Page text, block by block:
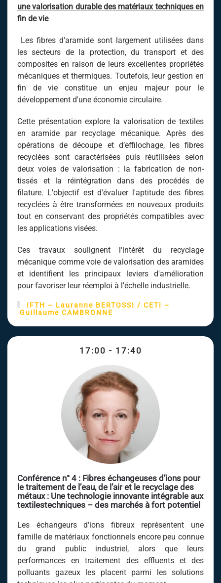
une valorisation durable des matériaux techniques en
fin de vie
Les fibres d'aramide sont largement utilisées dans
les secteurs de la protection, du transport et des
composites en raison de leurs excellentes propriétés
mécaniques et thermiques. Toutefois, leur gestion en
fin de vie constitue un enjeu majeur pour le
développement d'une économie circulaire.
Cette présentation explore la valorisation de textiles
en aramide par recyclage mécanique. Après des
opérations de découpe et d’effilochage, les fibres
recyclées sont caractérisées puis réutilisées selon
deux voies de valorisation : la fabrication de non-
tissés et la réintégration dans des procédés de
filature. L'objectif est d'évaluer l'aptitude des fibres
recyclées à être transformées en nouveaux produits
tout en conservant des propriétés compatibles avec
les applications visées.
Ces travaux soulignent l'intérêt du recyclage
mécanique comme voie de valorisation des aramides
et identifient les principaux leviers d'amélioration
pour favoriser leur réemploi à l'échelle industrielle.
IFTH – Lauranne BERTOSSI / CETI –
Guillaume CAMBRONNE
17:00 - 17:40
Conférence n° 4 : Fibres échangeuses d’ions pour
le traitement de l’eau, de l’air et le recyclage des
métaux : Une technologie innovante intégrable aux
textilestechniques – des marchés à fort potentiel
Les échangeurs d'ions fibreux représentent une
famille de matériaux fonctionnels encore peu connue
du grand public industriel, alors que leurs
performances en traitement des effluents et des
polluants gazeux les placent parmi les solutions